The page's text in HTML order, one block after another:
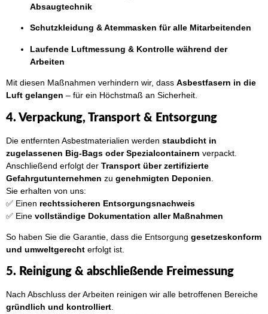
Absaugtechnik
Schutzkleidung & Atemmasken für alle Mitarbeitenden
Laufende Luftmessung & Kontrolle während der
Arbeiten
Mit diesen Maßnahmen verhindern wir, dass Asbestfasern in die
Luft gelangen – für ein Höchstmaß an Sicherheit.
4. Verpackung, Transport & Entsorgung
Die entfernten Asbestmaterialien werden staubdicht in
zugelassenen Big-Bags oder Spezialcontainern verpackt.
Anschließend erfolgt der Transport über zertifizierte
Gefahrgutunternehmen zu genehmigten Deponien
Sie erhalten von uns:
✅ Einen rechtssicheren Entsorgungsnachweis
✅ Eine vollständige Dokumentation aller Maßnahmen
So haben Sie die Garantie, dass die Entsorgung gesetzeskonform
und umweltgerecht erfolgt ist.
5. Reinigung & abschließende Freimessung
Nach Abschluss der Arbeiten reinigen wir alle betroffenen Bereiche
gründlich und kontrolliert.